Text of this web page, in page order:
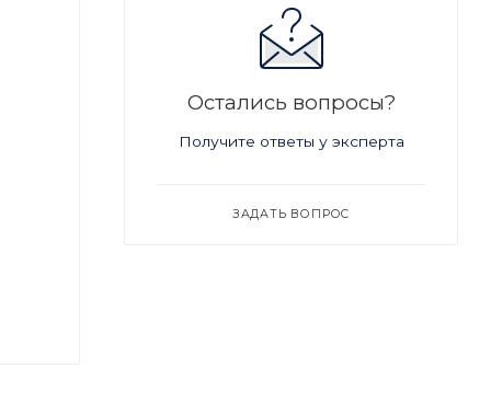
Остались вопросы?
Получите ответы у эксперта
ЗАДАТЬ ВОПРОС